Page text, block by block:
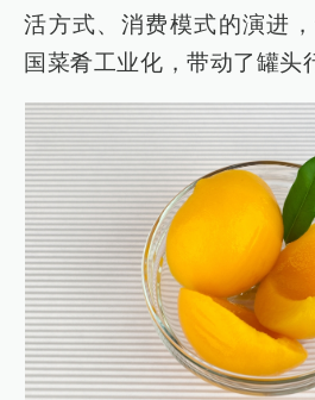
活方式、消费模式的演进
国菜肴工业化，带动了罐头